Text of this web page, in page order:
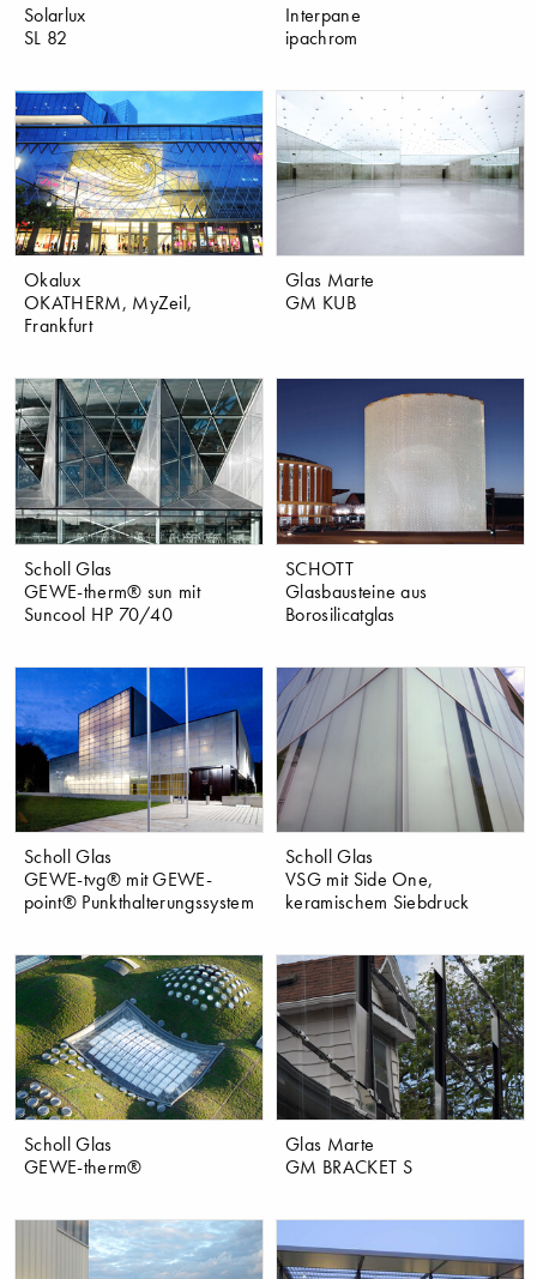
Solarlux
SL 82
Interpane
ipachrom
Okalux
OKATHERM, MyZeil,
Frankfurt
Glas Marte
GM KUB
Scholl Glas
GEWE-therm® sun mit
Suncool HP 70/40
SCHOTT
Glasbausteine aus
Borosilicatglas
Scholl Glas
GEWE-tvg® mit GEWE-
point® Punkthalterungssystem
Scholl Glas
VSG mit Side One,
keramischem Siebdruck
Scholl Glas
GEWE-therm®
Glas Marte
GM BRACKET S